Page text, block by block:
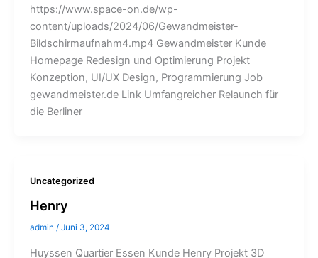
https://www.space-on.de/wp-
content/uploads/2024/06/Gewandmeister-
Bildschirmaufnahm4.mp4 Gewandmeister Kunde
Homepage Redesign und Optimierung Projekt
Konzeption, UI/UX Design, Programmierung Job
gewandmeister.de Link Umfangreicher Relaunch für
die Berliner
Uncategorized
Henry
admin / Juni 3, 2024
Huyssen Quartier Essen Kunde Henry Projekt 3D